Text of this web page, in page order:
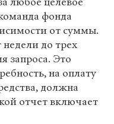
фонда
от суммы.
до трех
запроса. Это
на оплату
должна
отчет включает